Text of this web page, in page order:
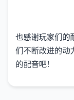
也感谢玩家们的
们不断改进的动
的配音吧！